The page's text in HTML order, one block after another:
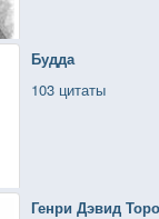
Будда
103 цитаты
Генри Дэвид Торо